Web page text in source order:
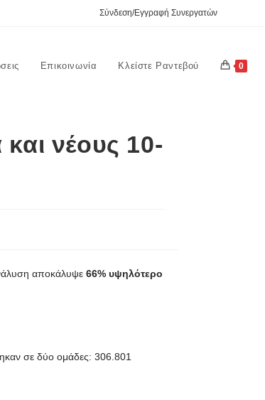
Σύνδεση/Εγγραφή Συνεργατών
Επικοινωνία Κλείστε Ραντεβού 0
νέους 10-
αποκάλυψε 66% υψηλότερο
σε δύο ομάδες: 306.801